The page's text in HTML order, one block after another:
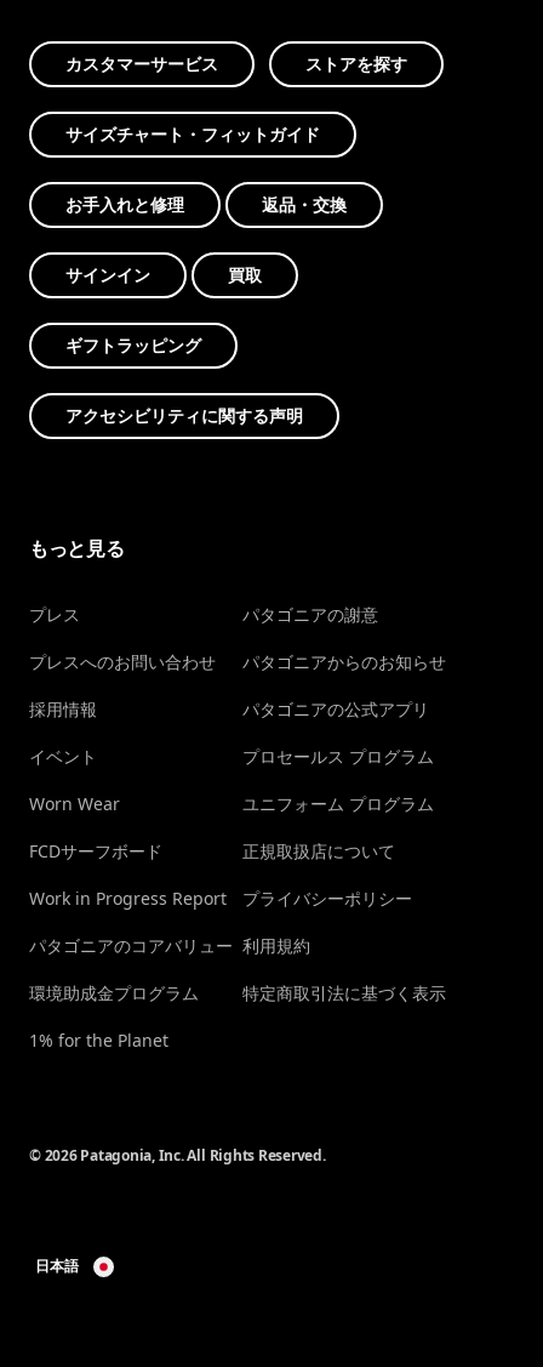
カスタマーサービス ストアを探す
サイズチャート・フィットガイド
お手入れと修理 返品・交換
サインイン 買取
ギフトラッピング
アクセシビリティに関する声明
もっと見る
プレス
プレスへのお問い合わせ
採用情報
イベント
Worn Wear
FCDサーフボード
Work in Progress Report
パタゴニアのコアバリュー
環境助成金プログラム
1% for the Planet
パタゴニアの謝意
パタゴニアからのお知らせ
パタゴニアの公式アプリ
プロセールス プログラム
ユニフォーム プログラム
正規取扱店について
プライバシーポリシー
利用規約
特定商取引法に基づく表示
© 2026 Patagonia, Inc. All Rights Reserved.
日本語